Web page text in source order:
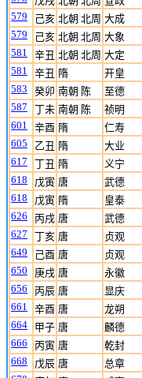
579
己亥 北朝 北周 大成
579
己亥 北朝 北周 大象
581
辛丑 北朝 北周 大定
581
辛丑 隋 开皇
583
癸卯 南朝 陈 至德
587
丁未 南朝 陈 祯明
601
辛酉 隋 仁寿
605
乙丑 隋 大业
617
丁丑 隋 义宁
618
戊寅 唐 武德
618
戊寅 隋 皇泰
626
丙戌 唐 武德
627
丁亥 唐 贞观
649
己酉 唐 贞观
650
庚戌 唐 永徽
656
丙辰 唐 显庆
661
辛酉 唐 龙朔
664
甲子 唐 麟德
666
丙寅 唐 乾封
668
戊辰 唐 总章